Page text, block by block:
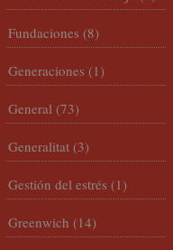
Fundaciones (8)
Generaciones (1)
General (73)
Generalitat (3)
Gestión del estrés (1)
Greenwich (14)